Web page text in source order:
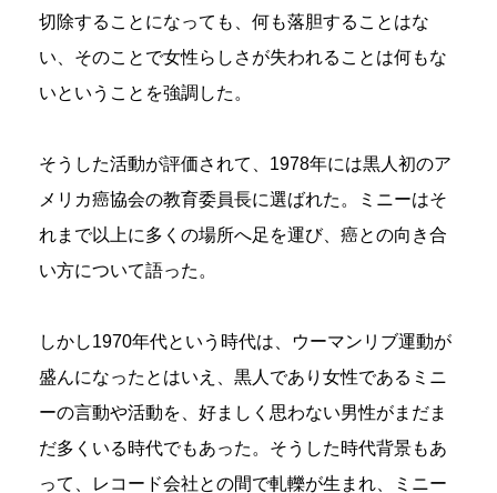
切除することになっても、何も落胆することはな
い、そのことで女性らしさが失われることは何もな
いということを強調した。
そうした活動が評価されて、1978年には黒人初のア
メリカ癌協会の教育委員長に選ばれた。ミニーはそ
れまで以上に多くの場所へ足を運び、癌との向き合
い方について語った。
しかし1970年代という時代は、ウーマンリブ運動が
盛んになったとはいえ、黒人であり女性であるミニ
ーの言動や活動を、好ましく思わない男性がまだま
だ多くいる時代でもあった。そうした時代背景もあ
って、レコード会社との間で軋轢が生まれ、ミニー